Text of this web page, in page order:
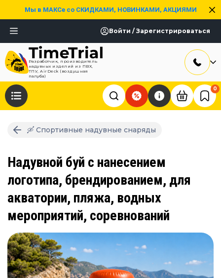
Мы в МАКСе со СКИДКАМИ, НОВИНКАМИ, АКЦИЯМИ
Войти / Зарегистрироваться
Разработчик, производитель
надувных изделий из ПВХ,
ТПУ, AirDeck (воздушная
палуба)
0
🛶 Спортивные надувные снаряды
Надувной буй с нанесением
логотипа, брендированием, для
акватории, пляжа, водных
мероприятий, соревнований